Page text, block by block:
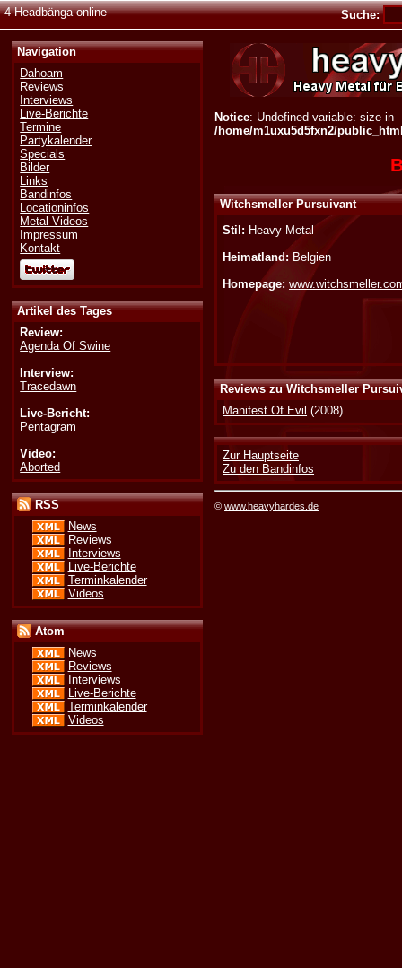
4 Headbänga online Suche:
Navigation
Dahoam
Reviews
Interviews
Live-Berichte
Termine
Partykalender
Specials
Bilder
Links
Bandinfos
Locationinfos
Metal-Videos
Impressum
Kontakt
Artikel des Tages
Review:
Agenda Of Swine
Interview:
Tracedawn
Live-Bericht:
Pentagram
Video:
Aborted
RSS
News
Reviews
Interviews
Live-Berichte
Terminkalender
Videos
Atom
News
Reviews
Interviews
Live-Berichte
Terminkalender
Videos
Notice: Undefined variable: size in
/home/m1uxu5d5fxn2/
Witchsmeller Pursuivant
Stil: Heavy Metal
Heimatland: Belgien
Homepage:
Reviews zu Witchsmeller
Manifest Of Evil (2008)
Zur Hauptseite
Zu den Bandinfos
©www.heavyhardes.de